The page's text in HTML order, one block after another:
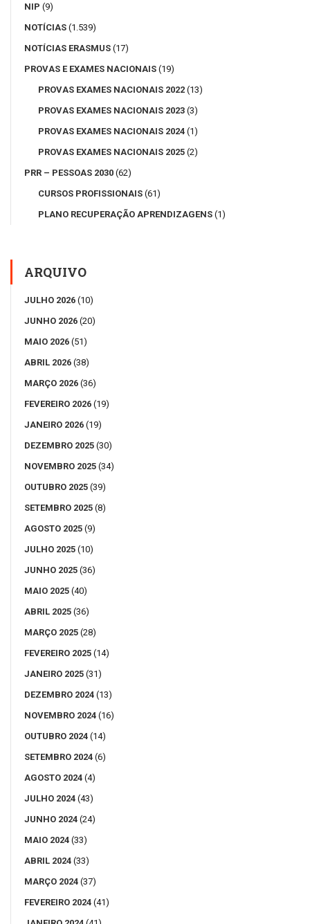
NIP (9)
NOTÍCIAS (1.539)
NOTÍCIAS ERASMUS (17)
PROVAS E EXAMES NACIONAIS (19)
PROVAS EXAMES NACIONAIS 2022 (13)
PROVAS EXAMES NACIONAIS 2023 (3)
PROVAS EXAMES NACIONAIS 2024 (1)
PROVAS EXAMES NACIONAIS 2025 (2)
PRR – PESSOAS 2030 (62)
CURSOS PROFISSIONAIS (61)
PLANO RECUPERAÇÃO APRENDIZAGENS (1)
ARQUIVO
JULHO 2026 (10)
JUNHO 2026 (20)
MAIO 2026 (51)
ABRIL 2026 (38)
MARÇO 2026 (36)
FEVEREIRO 2026 (19)
JANEIRO 2026 (19)
DEZEMBRO 2025 (30)
NOVEMBRO 2025 (34)
OUTUBRO 2025 (39)
SETEMBRO 2025 (8)
AGOSTO 2025 (9)
JULHO 2025 (10)
JUNHO 2025 (36)
MAIO 2025 (40)
ABRIL 2025 (36)
MARÇO 2025 (28)
FEVEREIRO 2025 (14)
JANEIRO 2025 (31)
DEZEMBRO 2024 (13)
NOVEMBRO 2024 (16)
OUTUBRO 2024 (14)
SETEMBRO 2024 (6)
AGOSTO 2024 (4)
JULHO 2024 (43)
JUNHO 2024 (24)
MAIO 2024 (33)
ABRIL 2024 (33)
MARÇO 2024 (37)
FEVEREIRO 2024 (41)